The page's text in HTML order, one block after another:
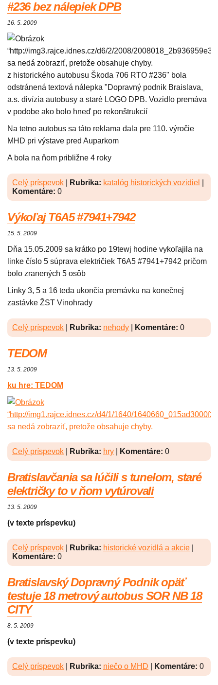
#236 bez nálepiek DPB
16. 5. 2009
z historického autobusu Škoda 706 RTO #236" bola
odstránená textová nálepka "Dopravný podnik Braislava,
a.s. divízia autobusy a staré LOGO DPB. Vozidlo premáva
v podobe ako bolo hneď po rekonštrukcií
Na tetno autobus sa táto reklama dala pre 110. výročie
MHD pri výstave pred Auparkom
A bola na ňom približne 4 roky
Celý príspevok Rubrika: katalóg historických vozidiel
Komentáre: 0
Výkoľaj T6A5 #7941+7942
15. 5. 2009
Dňa 15.05.2009 sa krátko po 19tewj hodine vykoľajila na
linke číslo 5 súprava električiek T6A5 #7941+7942 pričom
bolo zranených 5 osôb
Linky 3, 5 a 16 teda ukončia premávku na konečnej
zastávke ŽST Vinohrady
Celý príspevok Rubrika: nehody Komentáre: 0
TEDOM
13. 5. 2009
ku hre: TEDOM
Celý príspevok Rubrika: hry Komentáre: 0
Bratislavčania sa lúčili s tunelom, staré
električky to v ňom vytúrovali
13. 5. 2009
(v texte príspevku)
Celý príspevok Rubrika: historické vozidlá a akcie
Komentáre: 0
Bratislavský Dopravný Podnik opäť
testuje 18 metrový autobus SOR NB 18
CITY
8. 5. 2009
(v texte príspevku)
Celý príspevok Rubrika: niečo o MHD Komentáre: 0